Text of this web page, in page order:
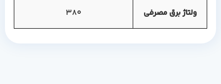
ولتاژ برق مصرفی 380